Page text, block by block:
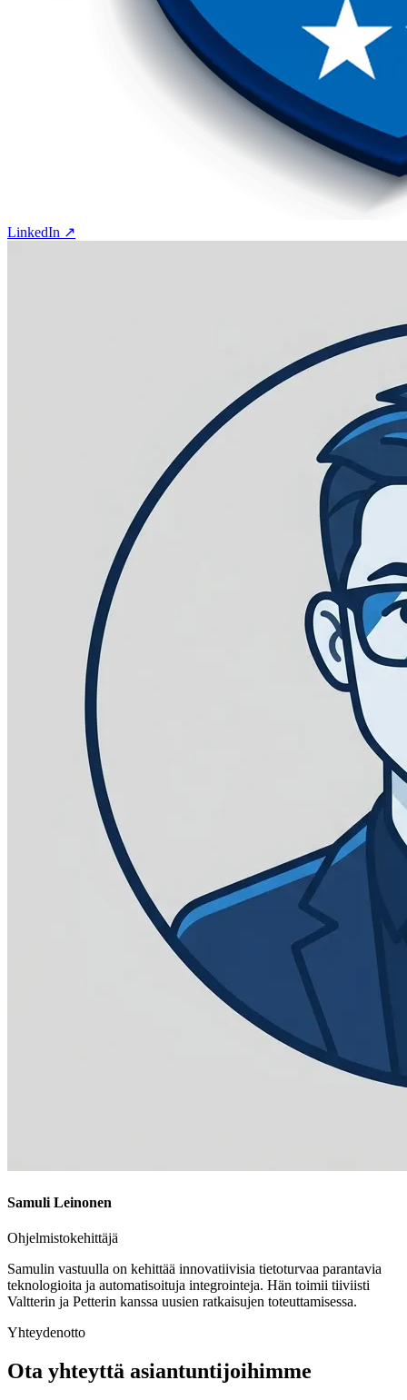
LinkedIn ↗
Samuli Leinonen
Ohjelmistokehittäjä
Samulin vastuulla on kehittää innovatiivisia tietoturvaa parantavia
teknologioita ja automatisoituja integrointeja. Hän toimii tiiviisti
Valtterin ja Petterin kanssa uusien ratkaisujen toteuttamisessa.
Yhteydenotto
Ota yhteyttä asiantuntijoihimme